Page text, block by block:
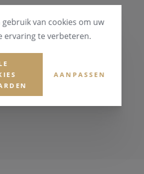
gebruik van cookies om uw
ervaring te verbeteren.
AANPASSEN